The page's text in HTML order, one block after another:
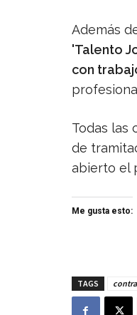
Además
'Talento
con
Todas las
de
abierto el
Me gusta esto:
TAGS